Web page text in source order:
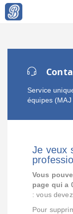
Service
équipes
Je veux
Vous
page qui a
: vous
Pour